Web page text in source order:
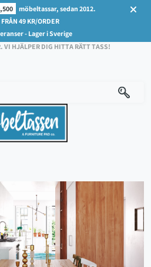
möbeltassar, sedan 2012.
FRÅN 49 KR/ORDER
- Lager i Sverige
VI HJÄLPER DIG HITTA RÄTT TASS!